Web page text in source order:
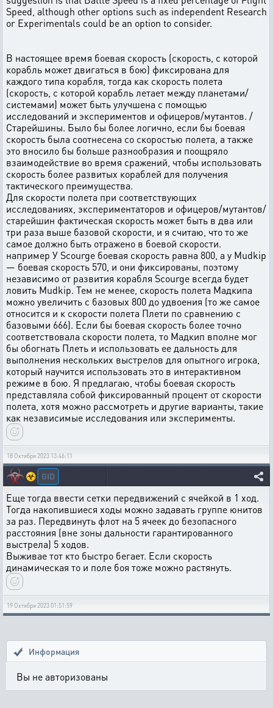
Speed, although other options such as independent Research
or Experimentals could be an option to consider.
В настоящее время боевая скорость (скорость, с которой
корабль может двигаться в бою) фиксирована для
каждого типа корабля, тогда как скорость полета
(скорость, с которой корабль летает между планетами/
системами) может быть улучшена с помощью
исследований и экспериментов и офицеров/мутантов. /
Старейшины. Было бы более логично, если бы боевая
скорость была соотнесена со скоростью полета, а также
это вносило бы больше разнообразия и поощряло
взаимодействие во время сражений, чтобы использовать
скорость более развитых кораблей для получения
тактического преимущества.
Для скорости полета при соответствующих
исследованиях, экспериментаторов и офицеров/мутантов/
старейшин фактическая скорость может быть в два или
три раза выше базовой скорости, и я считаю, что то же
самое должно быть отражено в боевой скорости.
например У Scourge боевая скорость равна 800, а у Mudkip
— боевая скорость 570, и они фиксированы, поэтому
независимо от развития корабля Scourge всегда будет
ловить Mudkip. Тем не менее, скорость полета Мадкипа
можно увеличить с базовых 800 до удвоения (то же самое
относится и к скорости полета Плети по сравнению с
базовыми 666). Если бы боевая скорость более точно
соответствовала скорости полета, то Мадкип вполне мог
бы обогнать Плеть и использовать ее дальность для
выполнения нескольких выстрелов для опытного игрока,
который научится использовать это в интерактивном
режиме в бою. Я предлагаю, чтобы боевая скорость
представляла собой фиксированный процент от скорости
полета, хотя можно рассмотреть и другие варианты, такие
как независимые исследования или эксперименты.
18 Октября 2023 13:46:11
☣️ GID
Еще тогда ввести сетки передвижений с ячейкой в 1 ход.
Тогда накопившиеся ходы можно задавать группе юнитов
за раз. Передвинуть флот на 5 ячеек до безопасного
расстояния (вне зоны дальности гарантированного
выстрела) 5 ходов.
Выживае тот кто быстро бегает. Если скорость
динамическая то и поле боя тоже можно растянуть.
19 Октября 2023 01:51:59
Информация
Вы не авторизованы